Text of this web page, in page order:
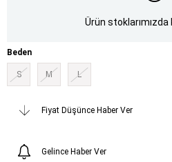
Ürün stoklarımızda
Beden
S M L
Fiyat Düşünce Haber Ver
Gelince Haber Ver